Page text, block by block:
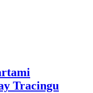
Tracingu